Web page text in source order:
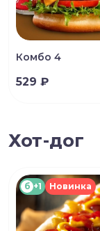
Комбо 4
529 ₽
Хот-дог
б +1 Новинка